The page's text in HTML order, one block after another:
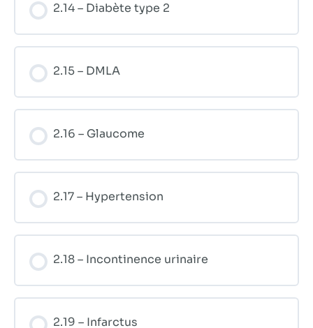
2.14 – Diabète type 2
2.15 – DMLA
2.16 – Glaucome
2.17 – Hypertension
2.18 – Incontinence urinaire
2.19 – Infarctus